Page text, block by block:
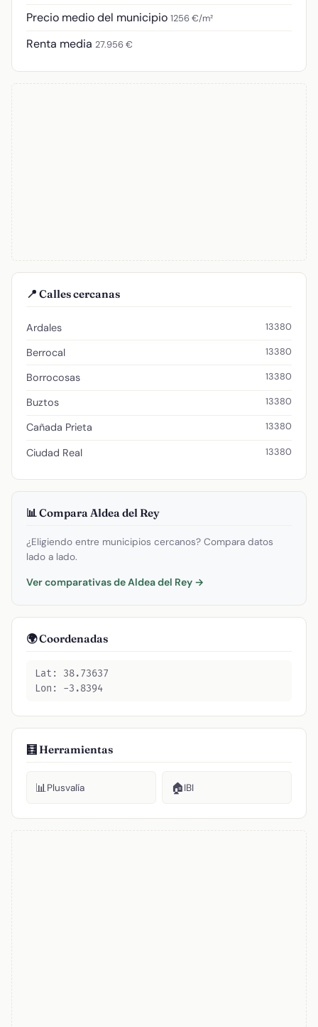
Precio medio del municipio 1256 €/m²
Renta media 27.956 €
📍 Calles cercanas
Ardales 13380
Berrocal 13380
Borrocosas 13380
Buztos 13380
Cañada Prieta 13380
Ciudad Real 13380
📊 Compara Aldea del Rey
¿Eligiendo entre municipios cercanos? Compara datos
lado a lado.
Ver comparativas de Aldea del Rey →
🌍 Coordenadas
Lat: 38.73637
Lon: -3.8394
🧮 Herramientas
📊Plusvalía 🏠IBI